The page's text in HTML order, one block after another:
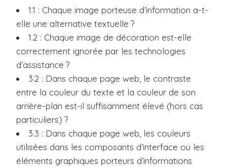
1.1 : Chaque image porteuse d’information a-t-
elle une alternative textuelle ?
1.2 : Chaque image de décoration est-elle
correctement ignorée par les technologies
d’assistance ?
3.2 : Dans chaque page web, le contraste
entre la couleur du texte et la couleur de son
arrière-plan est-il suffisamment élevé (hors cas
particuliers) ?
3.3 : Dans chaque page web, les couleurs
utilisées dans les composants d’interface ou les
éléments graphiques porteurs d’informations